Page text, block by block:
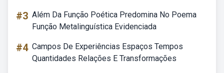
#3 Além Da Função Poética Predomina No Poema
Função Metalinguística Evidenciada
#4 Campos De Experiências Espaços Tempos
Quantidades Relações E Transformações